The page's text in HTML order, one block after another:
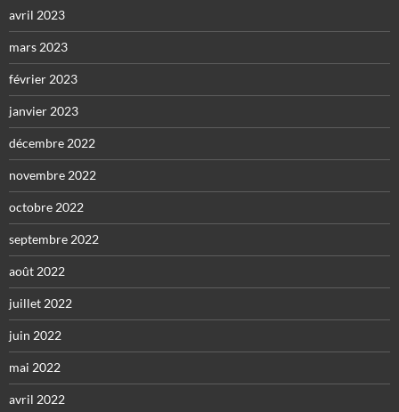
avril 2023
mars 2023
février 2023
janvier 2023
décembre 2022
novembre 2022
octobre 2022
septembre 2022
août 2022
juillet 2022
juin 2022
mai 2022
avril 2022